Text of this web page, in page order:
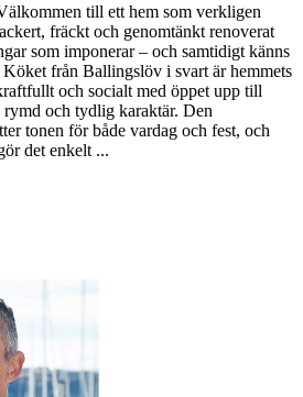
till ett hem som verkligen
fräckt och genomtänkt renoverat
som imponerar – och samtidigt känns
från Ballingslöv i svart är hemmets
och socialt med öppet upp till
och tydlig karaktär. Den
tonen för både vardag och fest, och
det enkelt ...